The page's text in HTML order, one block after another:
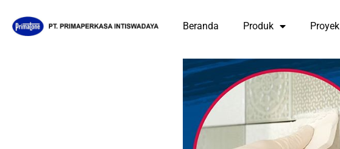
Beranda Produk Proyek